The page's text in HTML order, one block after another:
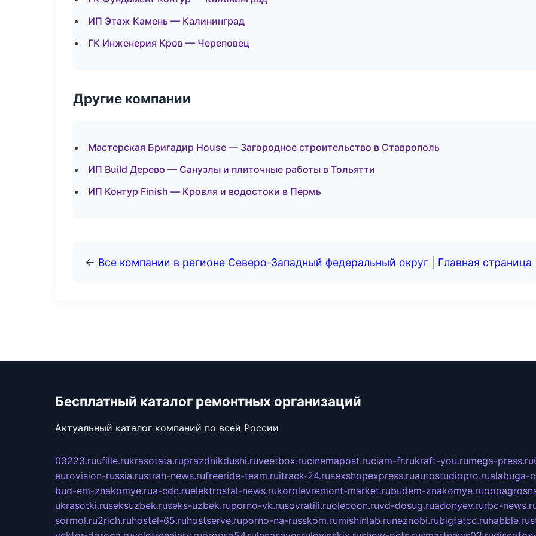
ИП Этаж Камень — Калининград
ГК Инженерия Кров — Череповец
Другие компании
Мастерская Бригадир House — Загородное строительство в Ставрополь
ИП Build Дерево — Санузлы и плиточные работы в Тольятти
ИП Контур Finish — Кровля и водостоки в Пермь
← Все компании в регионе Северо-Западный федеральный округ Главная страница
Бесплатный каталог ремонтных организаций
Актуальный каталог компаний по всей России
03223.ruufille.rukrasotata.ruprazdnikdushi.ruveetbox.rucinemapost.ruciam-fr.rukraft-you.rumega-press.ru
eurovision-russia.rustrah-news.rufreeride-team.ruitrack-24.rusexshopexpress.ruautostudiopro.rualabuga-
bud-em-znakomye.rua-cdc.ruelektrostal-news.rukorolevremont-market.rubudem-znakomye.ru
ukrasotki.ruseksuzbek.ruseks-uzbek.ruporno-vk.rusovratili.ruolecoon.ruvd-dosug.ruadonyev.rurbc-
sormol.ru2rich.ruhostel-65.ruhostserve.ruporno-na-russkom.rumishinlab.runeznobi.rubigfatcc.ruhabble.ru